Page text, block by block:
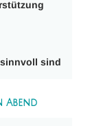
sind
Abend